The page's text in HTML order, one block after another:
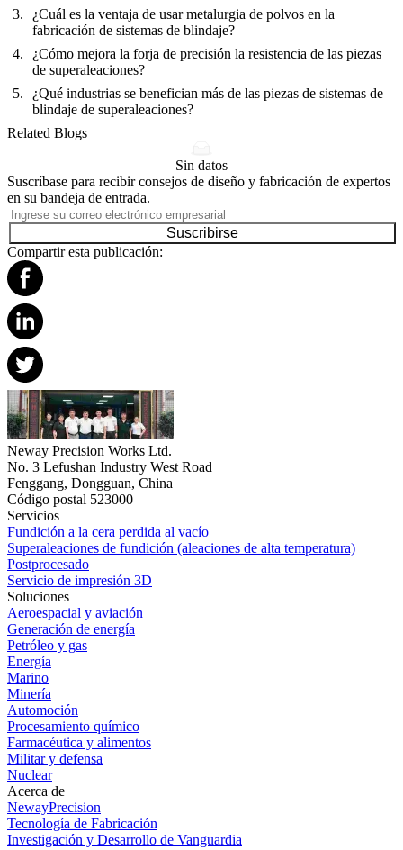
¿Cuál es la ventaja de usar metalurgia de polvos en la
fabricación de sistemas de blindaje?
¿Cómo mejora la forja de precisión la resistencia de las piezas
de superaleaciones?
¿Qué industrias se benefician más de las piezas de sistemas de
blindaje de superaleaciones?
Related Blogs
Sin datos
Suscríbase para recibir consejos de diseño y fabricación de expertos
en su bandeja de entrada.
Suscribirse
Compartir esta publicación:
Neway Precision Works Ltd.
No. 3 Lefushan Industry West Road
Fenggang, Dongguan, China
Código postal 523000
Servicios
Fundición a la cera perdida al vacío
Superaleaciones de fundición (aleaciones de alta temperatura)
Postprocesado
Servicio de impresión 3D
Soluciones
Aeroespacial y aviación
Generación de energía
Petróleo y gas
Energía
Marino
Minería
Automoción
Procesamiento químico
Farmacéutica y alimentos
Militar y defensa
Nuclear
Acerca de
NewayPrecision
Tecnología de Fabricación
Investigación y Desarrollo de Vanguardia